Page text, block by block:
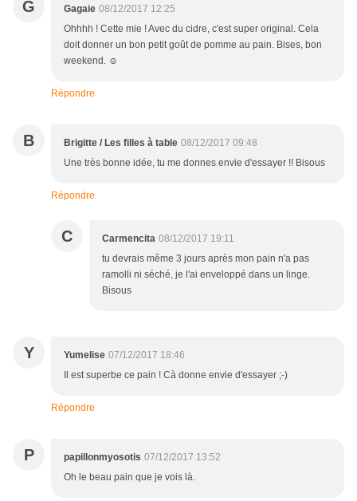
G Gagaie 08/12/2017 12:25
Ohhhh ! Cette mie ! Avec du cidre, c'est super original. Cela
doit donner un bon petit goût de pomme au pain. Bises, bon
weekend. ☺
Répondre
B Brigitte / Les filles à table 08/12/2017 09:48
Une très bonne idée, tu me donnes envie d'essayer !! Bisous
Répondre
C Carmencita 08/12/2017 19:11
tu devrais même 3 jours après mon pain n'a pas
ramolli ni séché, je l'ai enveloppé dans un linge.
Bisous
Y Yumelise 07/12/2017 18:46
Il est superbe ce pain ! Cà donne envie d'essayer ;-)
Répondre
P papillonmyosotis 07/12/2017 13:52
Oh le beau pain que je vois là.